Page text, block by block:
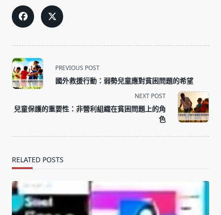
<span
class="nav-
subtitle
reader-
PREVIOUS POST
國外救援行動：弱勢兒童應對貧困問題的希望
NEXT POST
兒童保護的重要性：非營利組織在貧困問題上的角
色
RELATED POSTS